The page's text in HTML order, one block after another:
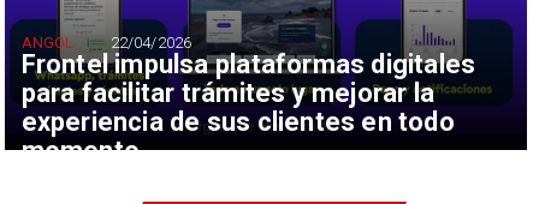
Frontel impulsa plataformas digitales
para facilitar trámites y mejorar la
experiencia de sus clientes en todo
momento
ANGOL 22/04/2026